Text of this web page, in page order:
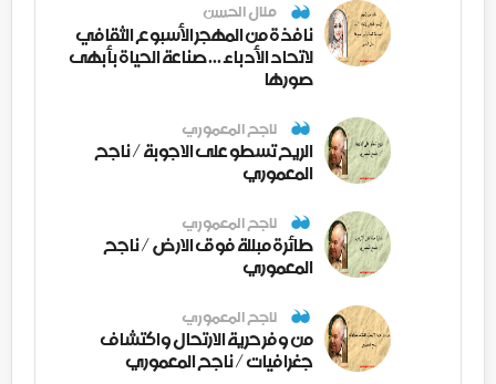
منال الحسن
نافذة من المهجر الأسبوع الثقافي
لاتحاد الأدباء ... صناعة الحياة بأبهى
صورها
ناجح المعموري
الريح تسطو على الاجوبة / ناجح
المعموري
ناجح المعموري
طائرة مبللة فوق الارض / ناجح
المعموري
ناجح المعموري
من وفر حرية الارتحال واكتشاف
جغرافيات / ناجح المعموري